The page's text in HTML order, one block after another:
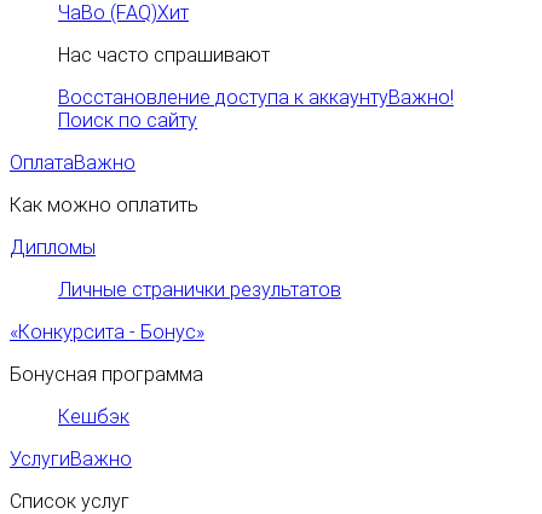
ЧаВо (FAQ)Хит
Нас часто спрашивают
Восстановление доступа к аккаунтуВажно!
Поиск по сайту
ОплатаВажно
Как можно оплатить
Дипломы
Личные странички результатов
«Конкурсита - Бонус»
Бонусная программа
Кешбэк
УслугиВажно
Список услуг